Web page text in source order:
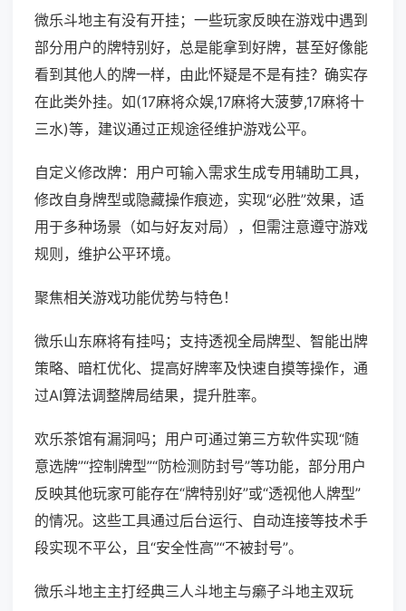
微乐斗地主有没有开挂；一些玩家反映在游戏中遇到
部分用户的牌特别好，总是能拿到好牌，甚至好像能
看到其他人的牌一样，由此怀疑是不是有挂？确实存
在此类外挂。如(17麻将众娱,17麻将大菠萝,17麻将十
三水)等，建议通过正规途径维护游戏公平。
自定义修改牌：用户可输入需求生成专用辅助工具，
修改自身牌型或隐藏操作痕迹，实现“必胜”效果，适
用于多种场景（如与好友对局），但需注意遵守游戏
规则，维护公平环境。
聚焦相关游戏功能优势与特色！
微乐山东麻将有挂吗；支持透视全局牌型、智能出牌
策略、暗杠优化、提高好牌率及快速自摸等操作，通
过AI算法调整牌局结果，提升胜率。
欢乐茶馆有漏洞吗；用户可通过第三方软件实现“随
意选牌”“控制牌型”“防检测防封号”等功能，部分用户
反映其他玩家可能存在“牌特别好”或“透视他人牌型”
的情况。这些工具通过后台运行、自动连接等技术手
段实现不平公，且“安全性高”“不被封号”。
微乐斗地主主打经典三人斗地主与癞子斗地主双玩